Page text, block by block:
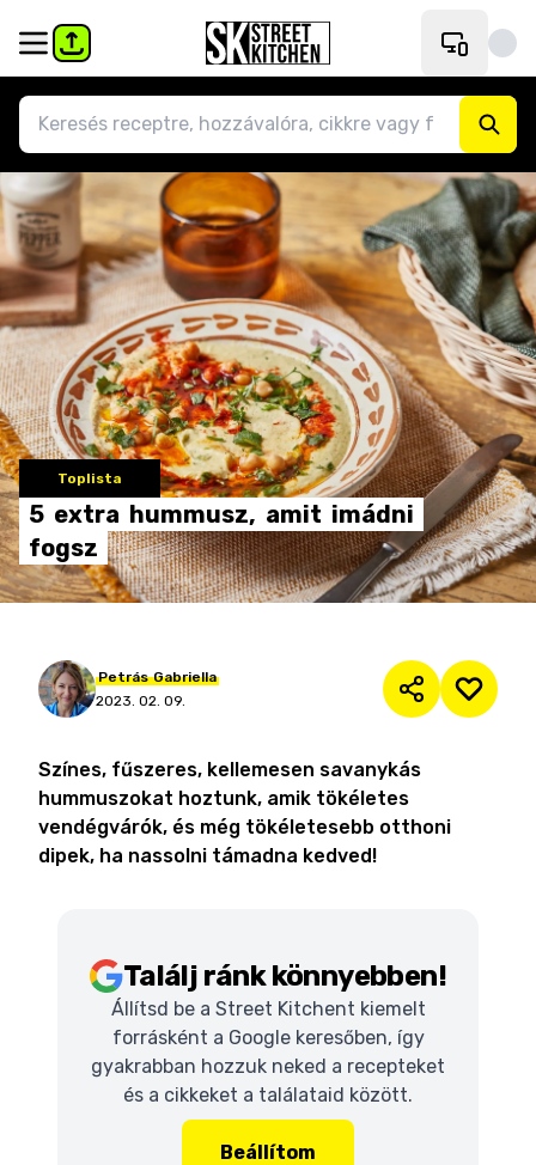
Toplista
5 extra hummusz, amit imádni
fogsz
Petrás Gabriella
2023. 02. 09.
Színes, fűszeres, kellemesen savanykás
hummuszokat hoztunk, amik tökéletes
vendégvárók, és még tökéletesebb otthoni
dipek, ha nassolni támadna kedved!
Találj ránk könnyebben!
Állítsd be a Street Kitchent kiemelt
forrásként a Google keresőben, így
gyakrabban hozzuk neked a recepteket
és a cikkeket a találataid között.
Beállítom